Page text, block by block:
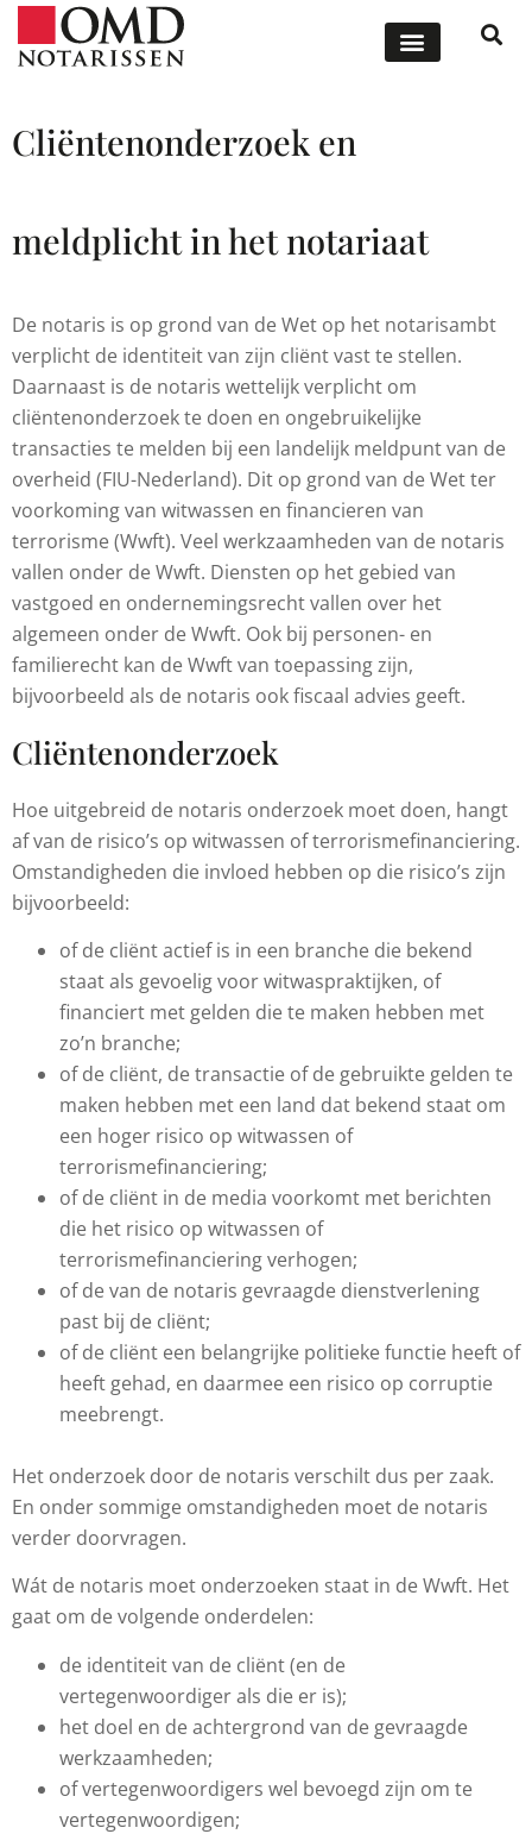
Cliëntenonderzoek en
meldplicht in het notariaat
De notaris is op grond van de Wet op het notarisambt
verplicht de identiteit van zijn cliënt vast te stellen.
Daarnaast is de notaris wettelijk verplicht om
cliëntenonderzoek te doen en ongebruikelijke
transacties te melden bij een landelijk meldpunt van de
overheid (FIU-Nederland). Dit op grond van de Wet ter
voorkoming van witwassen en financieren van
terrorisme (Wwft). Veel werkzaamheden van de notaris
vallen onder de Wwft. Diensten op het gebied van
vastgoed en ondernemingsrecht vallen over het
algemeen onder de Wwft. Ook bij personen- en
familierecht kan de Wwft van toepassing zijn,
bijvoorbeeld als de notaris ook fiscaal advies geeft.
Cliëntenonderzoek
Hoe uitgebreid de notaris onderzoek moet doen, hangt
af van de risico’s op witwassen of terrorismefinanciering.
Omstandigheden die invloed hebben op die risico’s zijn
bijvoorbeeld:
of de cliënt actief is in een branche die bekend
staat als gevoelig voor witwaspraktijken, of
financiert met gelden die te maken hebben met
zo’n branche;
of de cliënt, de transactie of de gebruikte gelden te
maken hebben met een land dat bekend staat om
een hoger risico op witwassen of
terrorismefinanciering;
of de cliënt in de media voorkomt met berichten
die het risico op witwassen of
terrorismefinanciering verhogen;
of de van de notaris gevraagde dienstverlening
past bij de cliënt;
of de cliënt een belangrijke politieke functie heeft of
heeft gehad, en daarmee een risico op corruptie
meebrengt.
Het onderzoek door de notaris verschilt dus per zaak.
En onder sommige omstandigheden moet de notaris
verder doorvragen.
Wát de notaris moet onderzoeken staat in de Wwft. Het
gaat om de volgende onderdelen:
de identiteit van de cliënt (en de
vertegenwoordiger als die er is);
het doel en de achtergrond van de gevraagde
werkzaamheden;
of vertegenwoordigers wel bevoegd zijn om te
vertegenwoordigen;